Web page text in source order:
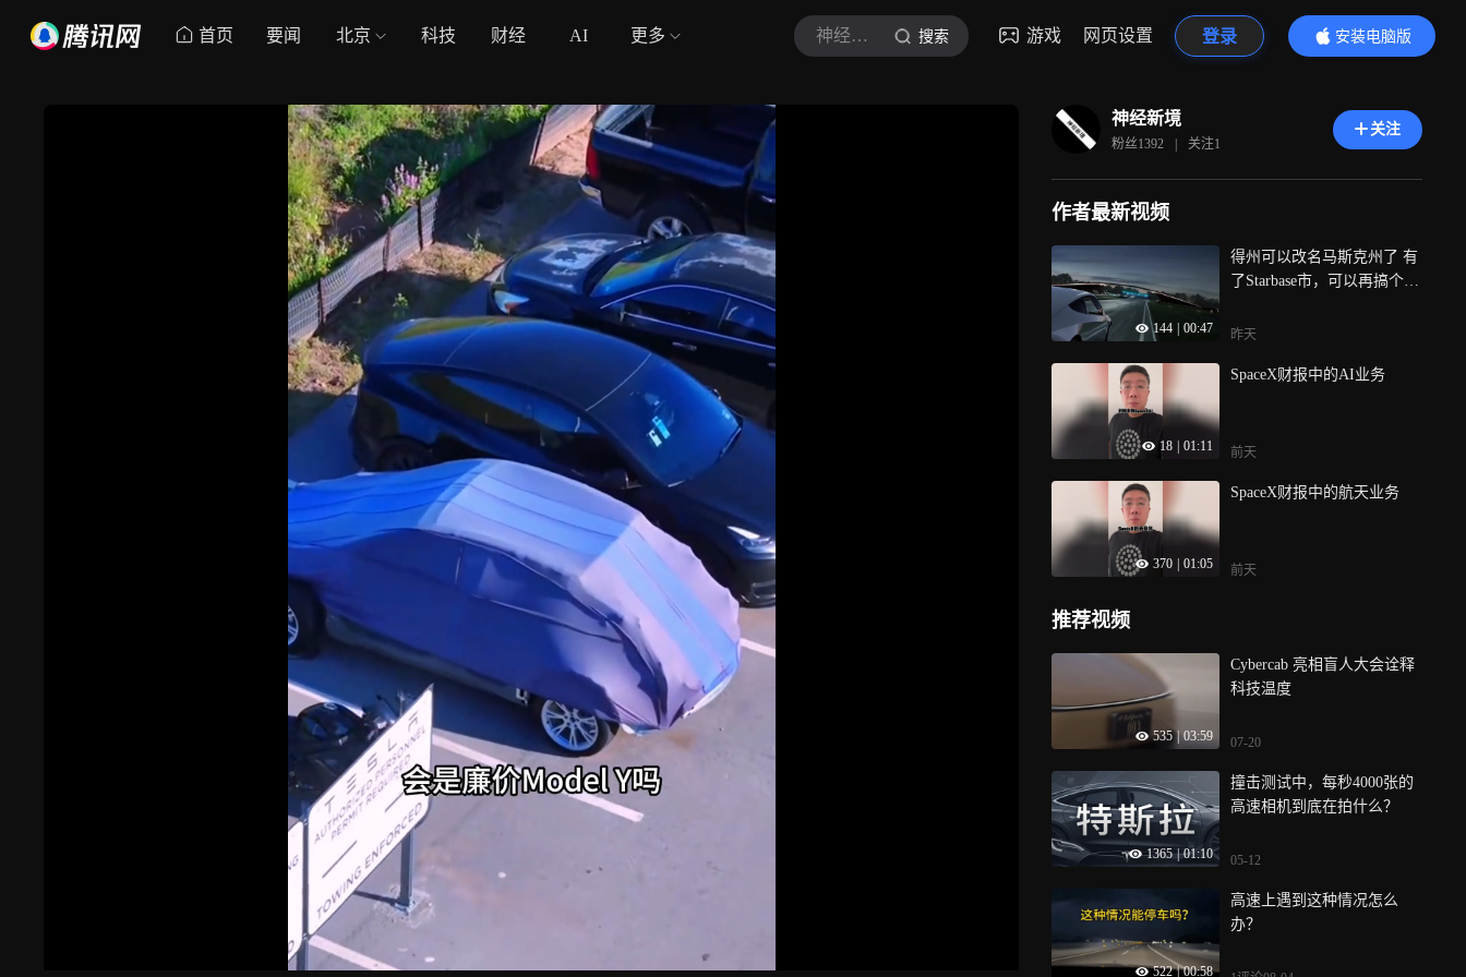
首页 要闻 北京 科技 财经 AI 更多 神经新境 搜索 游戏 网页设置 登录
安装电脑版
内容更精彩
神经新境
粉丝1392 | 关注1
关注
作者最新视频
144 00:47
得州可以改名马斯克州了 有
了Starbase市，可以再搞个Te
昨天
18 01:11
SpaceX财报中的AI业务
前天
370 01:05
SpaceX财报中的航天业务
前天
推荐视频
535 | 03:59
Cybercab 亮相盲人大会诠释
科技温度
07-20
1365 | 01:10
撞击测试中，每秒4000张的
高速相机到底在拍什么？
05-12
522 | 00:58
高速上遇到这种情况怎么
办？